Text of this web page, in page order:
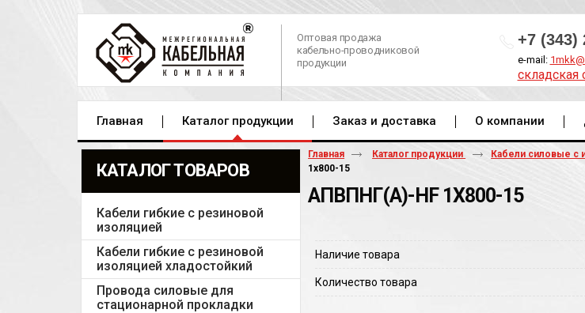
Оптовая продажа
кабельно-проводниковой
продукции
+7 (343)
e-mail:
складская
Главная Каталог продукции Заказ и доставка О компании
КАТАЛОГ ТОВАРОВ
Кабели гибкие с резиновой
изоляцией
Кабели гибкие с резиновой
изоляцией хладостойкий
Провода силовые для
стационарной прокладки
Главная Каталог продукции Кабели силовые с
1х800-15
АПВПНГ(A)-HF 1Х800-15
Наличие товара
Количество товара